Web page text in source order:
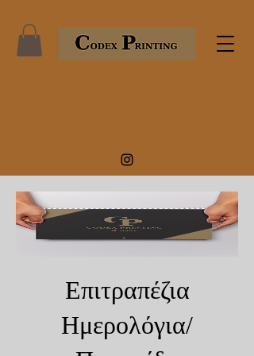
Επιτραπέζια
Ημερολόγια/